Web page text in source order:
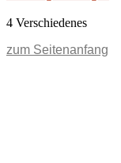
4 Verschiedenes
zum Seitenanfang